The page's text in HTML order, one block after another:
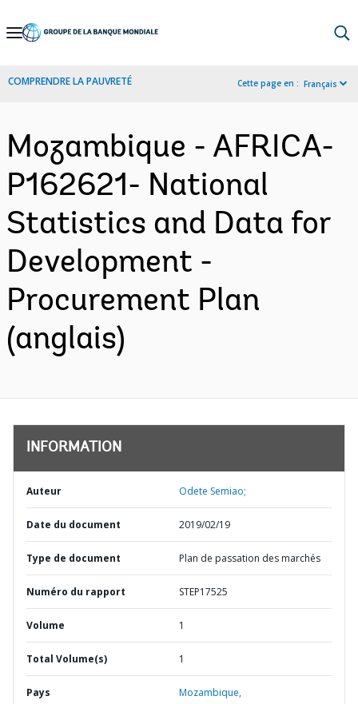
Skip
Navigation
COMPRENDRE LA PAUVRETÉ Cette page en : Français
Mozambique - AFRICA-
P162621- National
Statistics and Data for
Development -
Procurement Plan
(anglais)
INFORMATION
Auteur Odete Semiao;
Date du document 2019/02/19
Type de document Plan de passation des marchés
Numéro du rapport STEP17525
Volume 1
Total Volume(s) 1
Pays Mozambique,